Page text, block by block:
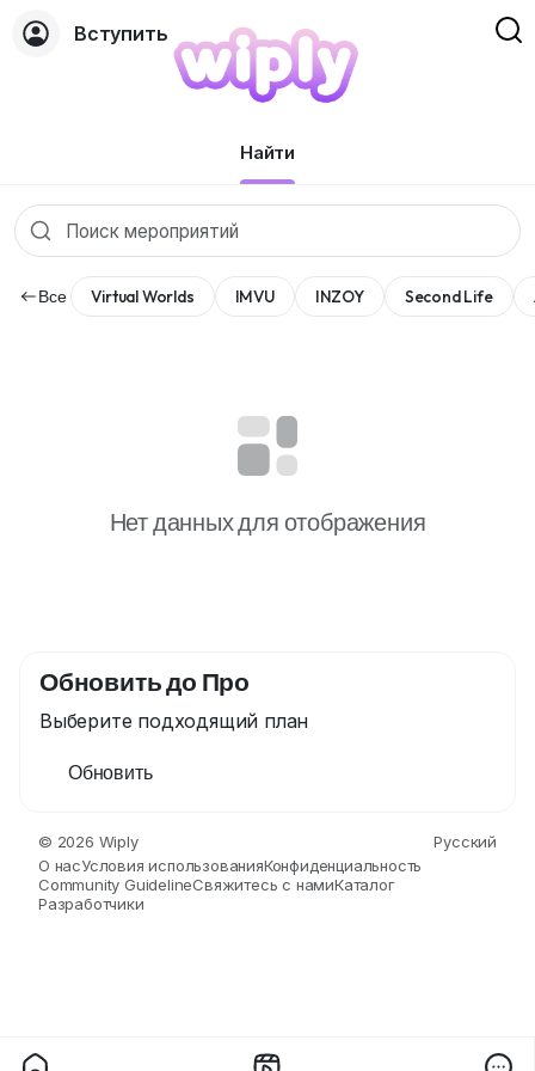
Вступить
Мероприятия
Найти
Все Virtual Worlds IMVU INZOY Second Life
Нет данных для отображения
Обновить до Про
Выберите подходящий план
Обновить
© 2026 Wiply
Русский
О насУсловия использованияКонфиденциальность
Community GuidelineСвяжитесь с намиКаталог
Разработчики